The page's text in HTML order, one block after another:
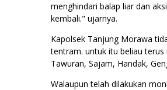
menghindari balap liar dan
kembali." ujarnya.
Kapolsek Tanjung Morawa
tentram. untuk itu beliau terus
Tawuran, Sajam, Handak,
Walaupun telah dilakukan